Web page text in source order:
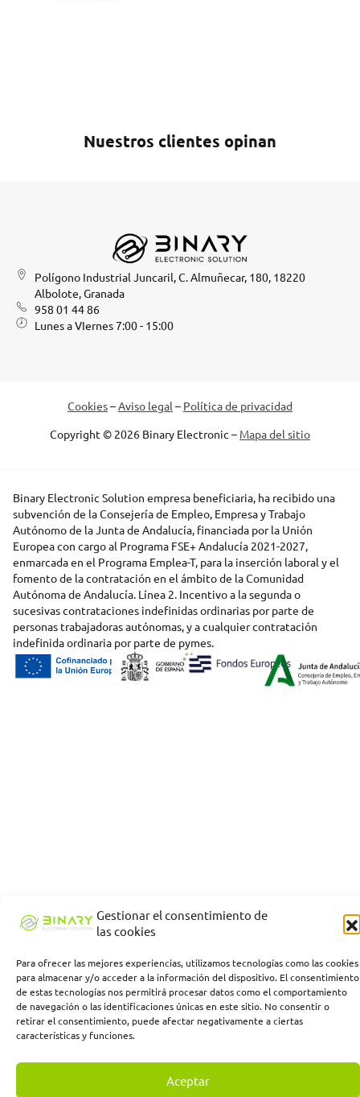
Gestionar el consentimiento de
las cookies
Para ofrecer las mejores experiencias, utilizamos tecnologías como las cookies
para almacenar y/o acceder a la información del dispositivo. El consentimiento
de estas tecnologías nos permitirá procesar datos como el comportamiento
de navegación o las identificaciones únicas en este sitio. No consentir o
retirar el consentimiento, puede afectar negativamente a ciertas
características y funciones.
Aceptar
Nuestros clientes opinan
Polígono Industrial Juncaril, C. Almuñecar, 180, 18220
Albolote, Granada
958 01 44 86
Lunes a VIernes 7:00 - 15:00
Cookies–Aviso legal – Política de privacidad
Copyright © 2026 Binary Electronic – Mapa del sitio
Binary Electronic Solution empresa beneficiaria, ha recibido una
subvención de la Consejería de Empleo, Empresa y Trabajo
Autónomo de la Junta de Andalucía, financiada por la Unión
Europea con cargo al Programa FSE+ Andalucía 2021-2027,
enmarcada en el Programa Emplea-T, para la inserción laboral y el
fomento de la contratación en el ámbito de la Comunidad
Autónoma de Andalucía. Línea 2. Incentivo a la segunda o
sucesivas contrataciones indefinidas ordinarias por parte de
personas trabajadoras autónomas, y a cualquier contratación
indefinida ordinaria por parte de pymes.